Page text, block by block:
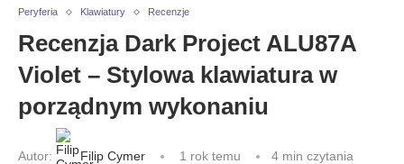
Peryferia Klawiatury Recenzje
Recenzja Dark Project ALU87A
Violet – Stylowa klawiatura w
porządnym wykonaniu
Autor: Filip Cymer 1 rok temu 4 min czytania